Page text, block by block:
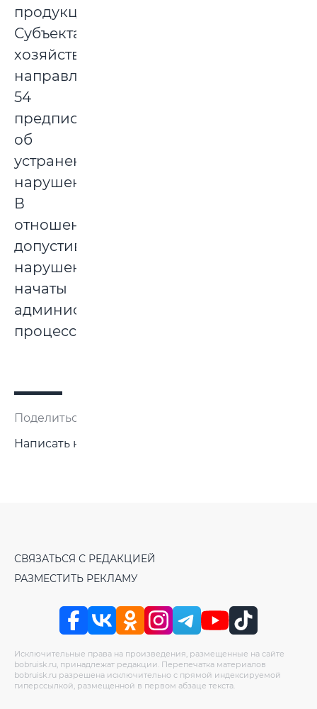
продукции.
Субъектам
хозяйствования
направлено
54
предписания
об
устранении
нарушений.
В
отношении
допустивших
нарушения
начаты
административные
процессы.
Поделиться:
Написать нам
СВЯЗАТЬСЯ С РЕДАКЦИЕЙ
РАЗМЕСТИТЬ РЕКЛАМУ
Исключительные права на произведения, размещенные на сайте
bobruisk.ru, принадлежат редакции. Перепечатка материалов
bobruisk.ru разрешена исключительно с прямой индексируемой
гиперссылкой, размещенной в первом абзаце текста.